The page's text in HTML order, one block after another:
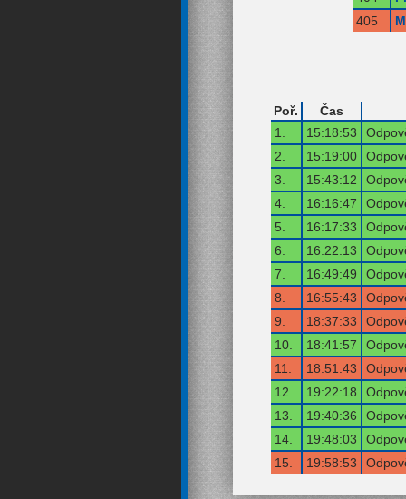
405
Poř.
Čas
1.
15:18:53
2.
15:19:00
3.
15:43:12
4.
16:16:47
5.
16:17:33
6.
16:22:13
7.
16:49:49
8.
16:55:43
9.
18:37:33
10.
18:41:57
11.
18:51:43
12.
19:22:18
13.
19:40:36
14.
19:48:03
15.
19:58:53